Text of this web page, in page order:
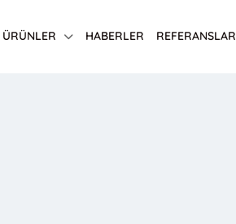
ÜRÜNLER HABERLER REFERANSLAR